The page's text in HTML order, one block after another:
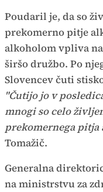
Poudaril je, da so
prekomerno pitje
alkoholom vpliva
širšo družbo. Po
Slovencev čuti
"Čutijo jo v
mnogi so celo
prekomernega
Tomažič.
Generalna
na ministrstvu za